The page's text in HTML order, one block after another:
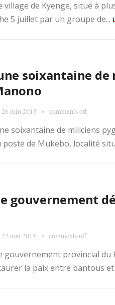
village de Kyenge, situé à
5 juillet par un groupe de...
soixantaine
26 juin 2015 comments off
soixantaine de miliciens
poste de Mukebo, localité
gouvernement
22 mai 2015 comments off
gouvernement provincial du
la paix entre bantous